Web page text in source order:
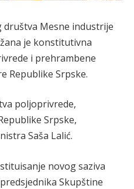
Mesne industrije
je konstitutivna
i prehrambene
Republike Srpske.
poljoprivrede,
Srpske,
Saša Lalić.
novog saziva
Skupštine